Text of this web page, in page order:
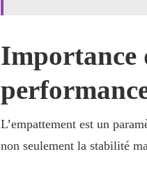
Importance
L’empattement est un
non seulement la stabilité